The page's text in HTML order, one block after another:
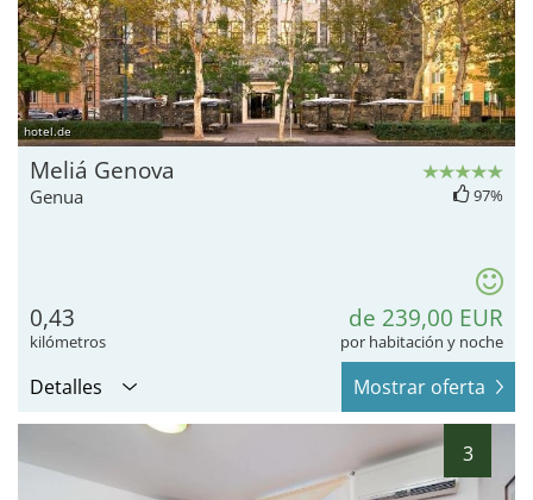
hotel.de
Meliá Genova
Genua 97%
0,43
kilómetros
de 239,00 EUR
por habitación y noche
Detalles Mostrar oferta
3